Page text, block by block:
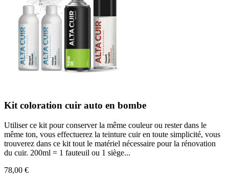
Kit coloration cuir auto en bombe
Utiliser ce kit pour conserver la même couleur ou rester dans le
même ton, vous effectuerez la teinture cuir en toute simplicité, vous
trouverez dans ce kit tout le matériel nécessaire pour la rénovation
du cuir. 200ml = 1 fauteuil ou 1 siège...
78,00 €